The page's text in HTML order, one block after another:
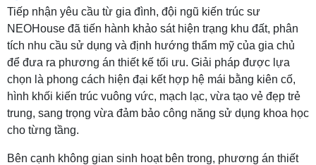
Tiếp nhận yêu cầu từ gia đình, đội ngũ kiến trúc sư
NEOHouse đã tiến hành khảo sát hiện trạng khu đất, phân
tích nhu cầu sử dụng và định hướng thẩm mỹ của gia chủ
để đưa ra phương án thiết kế tối ưu. Giải pháp được lựa
chọn là phong cách hiện đại kết hợp hệ mái bằng kiên cố,
hình khối kiến trúc vuông vức, mạch lạc, vừa tạo vẻ đẹp trẻ
trung, sang trọng vừa đảm bảo công năng sử dụng khoa học
cho từng tầng.
Bên cạnh không gian sinh hoạt bên trong, phương án thiết